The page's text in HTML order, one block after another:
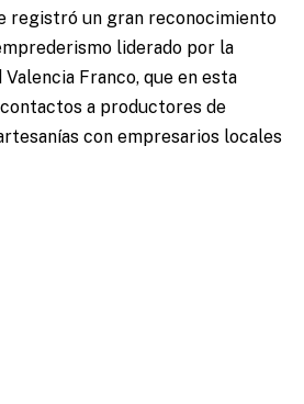
registró un gran reconocimiento
liderado por la
Franco, que en esta
a productores de
con empresarios locales